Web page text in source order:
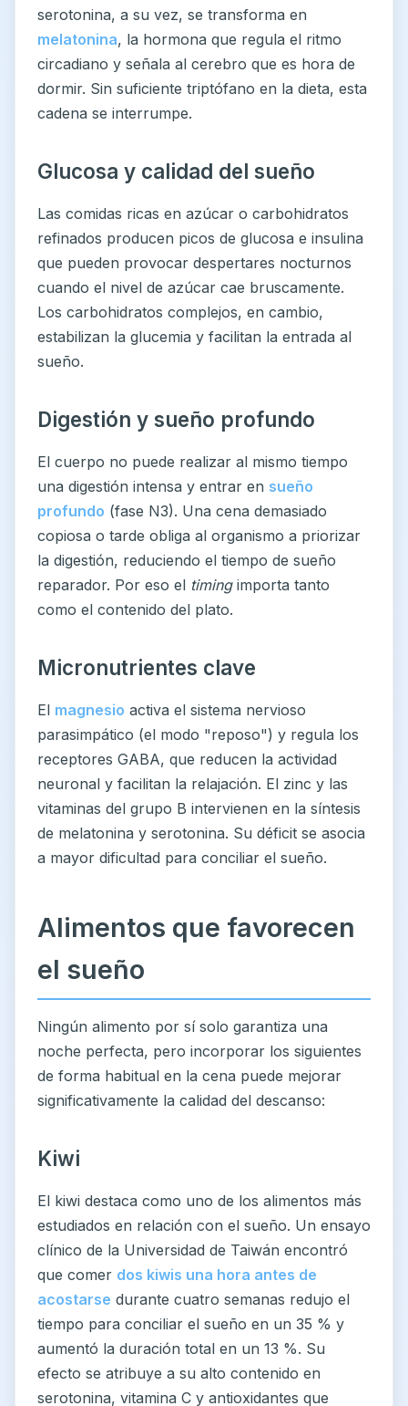
serotonina, a su vez, se transforma en
melatonina, la hormona que regula el ritmo
circadiano y señala al cerebro que es hora de
dormir. Sin suficiente triptófano en la dieta, esta
cadena se interrumpe.
Glucosa y calidad del sueño
Las comidas ricas en azúcar o carbohidratos
refinados producen picos de glucosa e insulina
que pueden provocar despertares nocturnos
cuando el nivel de azúcar cae bruscamente.
Los carbohidratos complejos, en cambio,
estabilizan la glucemia y facilitan la entrada al
sueño.
Digestión y sueño profundo
El cuerpo no puede realizar al mismo tiempo
una digestión intensa y entrar en sueño
profundo (fase N3). Una cena demasiado
copiosa o tarde obliga al organismo a priorizar
la digestión, reduciendo el tiempo de sueño
reparador. Por eso el timingimporta tanto
como el contenido del plato.
Micronutrientes clave
El magnesio activa el sistema nervioso
parasimpático (el modo "reposo") y regula los
receptores GABA, que reducen la actividad
neuronal y facilitan la relajación. El zinc y las
vitaminas del grupo B intervienen en la síntesis
de melatonina y serotonina. Su déficit se asocia
a mayor dificultad para conciliar el sueño.
Alimentos que favorecen
el sueño
Ningún alimento por sí solo garantiza una
noche perfecta, pero incorporar los siguientes
de forma habitual en la cena puede mejorar
significativamente la calidad del descanso:
Kiwi
El kiwi destaca como uno de los alimentos más
estudiados en relación con el sueño. Un ensayo
clínico de la Universidad de Taiwán encontró
que comer dos kiwis una hora antes de
acostarse durante cuatro semanas redujo el
tiempo para conciliar el sueño en un 35 % y
aumentó la duración total en un 13 %. Su
efecto se atribuye a su alto contenido en
serotonina, vitamina C y antioxidantes que